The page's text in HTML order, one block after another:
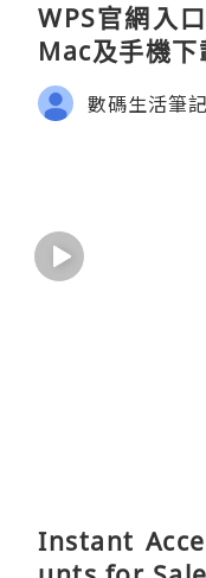
WPS官網入
Mac及手機
數碼生活筆記
Instant